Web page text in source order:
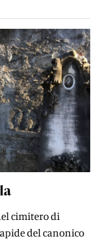
cimitero di
del canonico